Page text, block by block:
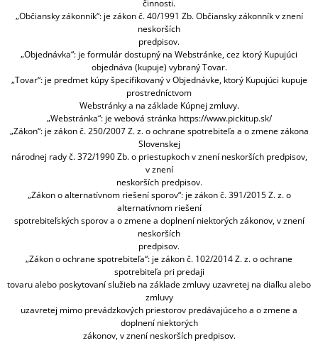
činnosti.
„Občiansky zákonník“: je zákon č. 40/1991 Zb. Občiansky zákonník v znení
neskorších
predpisov.
„Objednávka“: je formulár dostupný na Webstránke, cez ktorý Kupujúci
objednáva (kupuje) vybraný Tovar.
„Tovar“: je predmet kúpy špecifikovaný v Objednávke, ktorý Kupujúci kupuje
prostredníctvom
Webstránky a na základe Kúpnej zmluvy.
„Webstránka“: je webová stránka https://www.pickitup.sk/
„Zákon“: je zákon č. 250/2007 Z. z. o ochrane spotrebiteľa a o zmene zákona
Slovenskej
národnej rady č. 372/1990 Zb. o priestupkoch v znení neskorších predpisov,
v znení
neskorších predpisov.
„Zákon o alternatívnom riešení sporov“: je zákon č. 391/2015 Z. z. o
alternatívnom riešení
spotrebiteľských sporov a o zmene a doplnení niektorých zákonov, v znení
neskorších
predpisov.
„Zákon o ochrane spotrebiteľa“: je zákon č. 102/2014 Z. z. o ochrane
spotrebiteľa pri predaji
tovaru alebo poskytovaní služieb na základe zmluvy uzavretej na diaľku alebo
zmluvy
uzavretej mimo prevádzkových priestorov predávajúceho a o zmene a
doplnení niektorých
zákonov, v znení neskorších predpisov.